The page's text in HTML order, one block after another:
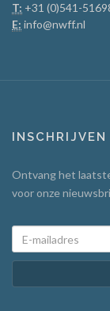
T: +31 (0)541-
E: info@nwff.nl
Ontvang het
voor onze